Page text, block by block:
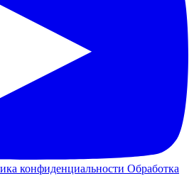
конфиденциальности Обработка